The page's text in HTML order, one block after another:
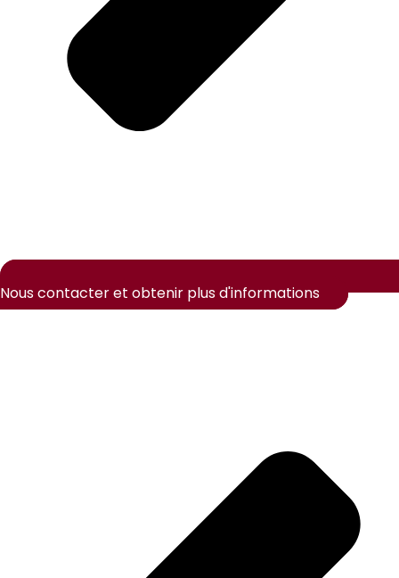
Nous contacter et obtenir plus d'informations